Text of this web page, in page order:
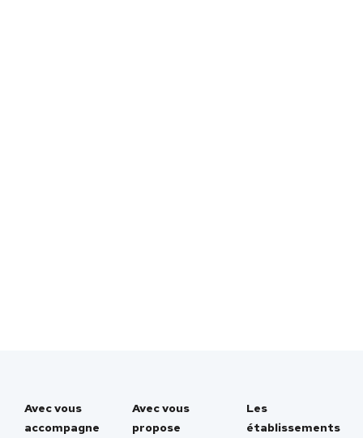
Avec vous
accompagne
Avec vous
propose
Les
établissements